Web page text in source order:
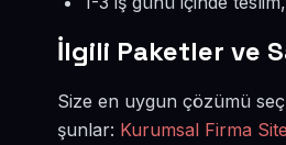
İlgili Paketler ve
Size en uygun çözümü
şunlar: Kurumsal Firma